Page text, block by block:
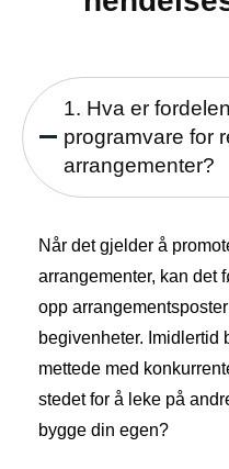
1. Hva er
programvare for
arrangementer?
Når det gjelder å
arrangementer, kan det
opp
begivenheter. Imidlertid
mettede med
stedet for å leke på
bygge din egen?